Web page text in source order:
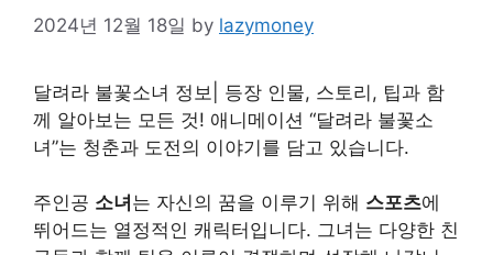
2024년 12월 18일 by lazymoney
달려라 불꽃소녀 정보| 등장 인물, 스토리, 팁과 함
께 알아보는 모든 것! 애니메이션 “달려라 불꽃소
녀”는 청춘과 도전의 이야기를 담고 있습니다.
주인공 소녀 는 자신의 꿈을 이루기 위해 스포츠에
뛰어드는 열정적인 캐릭터입니다. 그녀는 다양한 친